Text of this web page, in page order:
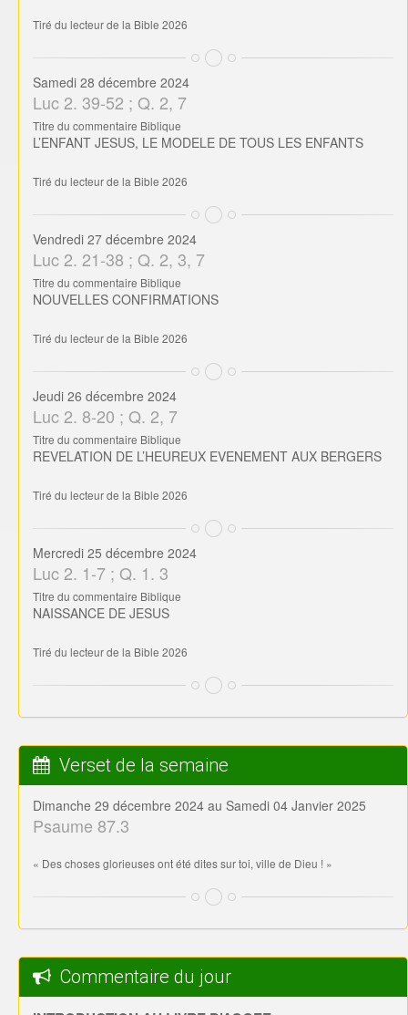
Tiré du lecteur de la Bible 2026
Samedi 28 décembre 2024
Luc 2. 39-52 ; Q. 2, 7
Titre du commentaire Biblique
L’ENFANT JESUS, LE MODELE DE TOUS LES ENFANTS
Tiré du lecteur de la Bible 2026
Vendredi 27 décembre 2024
Luc 2. 21-38 ; Q. 2, 3, 7
Titre du commentaire Biblique
NOUVELLES CONFIRMATIONS
Tiré du lecteur de la Bible 2026
Jeudi 26 décembre 2024
Luc 2. 8-20 ; Q. 2, 7
Titre du commentaire Biblique
REVELATION DE L’HEUREUX EVENEMENT AUX BERGERS
Tiré du lecteur de la Bible 2026
Mercredi 25 décembre 2024
Luc 2. 1-7 ; Q. 1. 3
Titre du commentaire Biblique
NAISSANCE DE JESUS
Tiré du lecteur de la Bible 2026
Verset de la semaine
Dimanche 29 décembre 2024 au Samedi 04 Janvier 2025
Psaume 87.3
« Des choses glorieuses ont été dites sur toi, ville de Dieu ! »
Commentaire du jour